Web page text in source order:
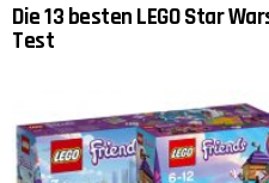
Die 13 besten LEGO Star
Test